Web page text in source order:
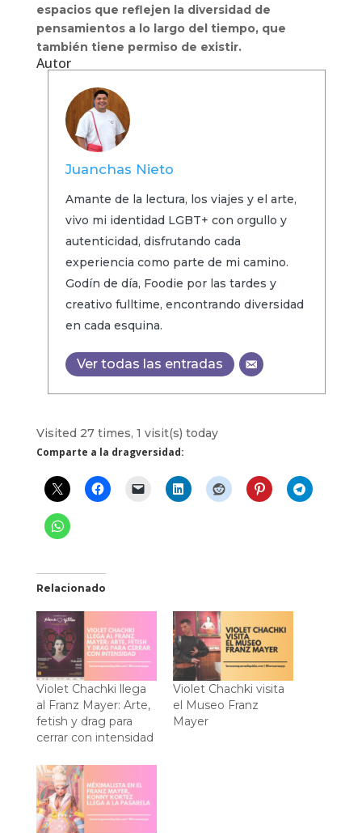
espacios que reflejen la diversidad de
pensamientos a lo largo del tiempo, que
también tiene permiso de existir.
Autor
Juanchas Nieto
Amante de la lectura, los viajes y el arte,
vivo mi identidad LGBT+ con orgullo y
autenticidad, disfrutando cada
experiencia como parte de mi camino.
Godín de día, Foodie por las tardes y
creativo fulltime, encontrando diversidad
en cada esquina.
Ver todas las entradas
Visited 27 times, 1 visit(s) today
Comparte a la dragversidad:
Relacionado
Violet Chachki llega
al Franz Mayer: Arte,
fetish y drag para
cerrar con intensidad
Violet Chachki visita
el Museo Franz
Mayer